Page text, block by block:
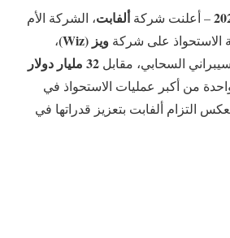
– أعلنت شركةألفابت، الشركة الأم
على شركة ويز (Wiz)
،
السحابي، مقابل 32 مليار دولار
من أكبر عمليات الاستحواذ في
التزام ألفابت بتعزيز قدراتها في